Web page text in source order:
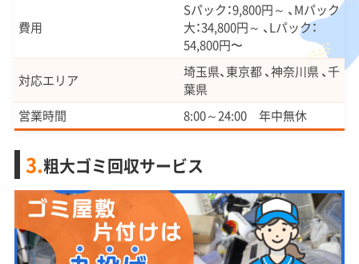
費用
Sパック：9,800円～ 、Mパック
大：34,800円～ 、Lパック：
54,800円〜
対応エリア
埼玉県、東京都 、神奈川県 、千
葉県
営業時間
8:00～24:00 年中無休
3.粗大ゴミ回収サービス